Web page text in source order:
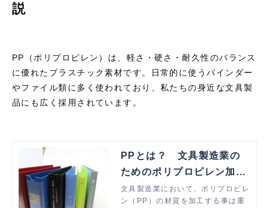
説
PP
（ポリプロピレン）は、軽さ・硬さ・耐久性のバランス
に優れたプラスチック素材です。日常的に使うバインダー
やファイル類に多く使われており、私たちの身近な文具製
品にも広く採用されています。
PPとは？ 文具製造業の
ためのポリプロピレン加工
ガイド
文具製造業において、ポリプロピレ
ン（PP）の材質を加工する事は重